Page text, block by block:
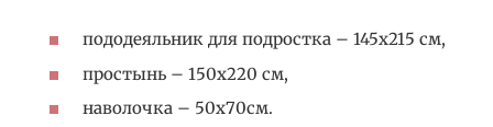
пододеяльник для подростка – 145х215 см,
простынь – 150х220 см,
наволочка – 50х70см.